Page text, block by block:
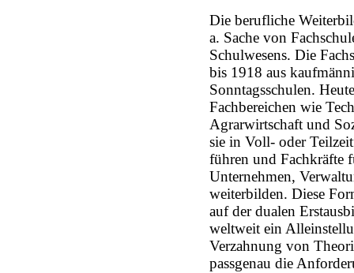
Die berufliche
a. Sache von
Schulwesens. Die
bis 1918 aus
Sonntagsschulen.
Fachbereichen wie
Agrarwirtschaft und
sie in Voll- oder
führen und Fachkräfte
Unternehmen,
weiterbilden. Diese
auf der dualen
weltweit ein
Verzahnung von
passgenau die